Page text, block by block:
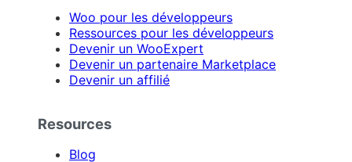
Woo pour les développeurs
Ressources pour les développeurs
Devenir un WooExpert
Devenir un partenaire Marketplace
Devenir un affilié
Resources
Blog